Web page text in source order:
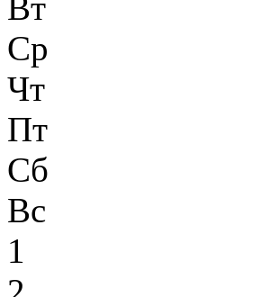
Ср
Чт
Пт
Сб
Вс
1